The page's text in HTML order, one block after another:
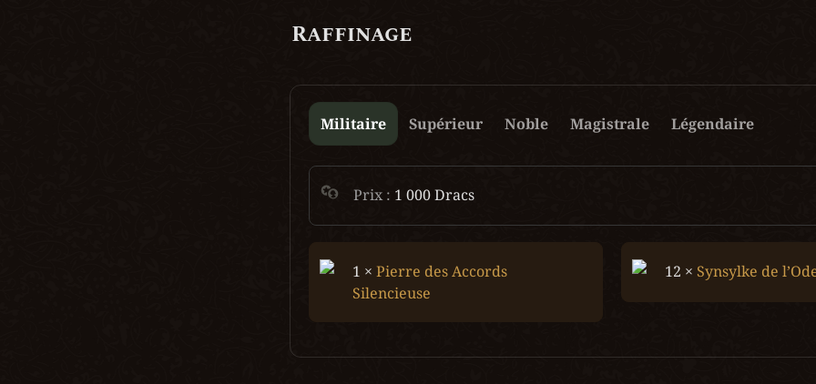
Raffinage
Militaire Supérieur Noble Magistrale Légendaire
Prix : 1 000 Dracs
1 × Pierre des Accords
Silencieuse
12 × Synsylke de